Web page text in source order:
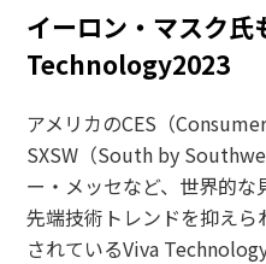
イーロン・マスク氏
Technology2023
アメリカのCES（
SXSW（South by
ー・メッセなど、世界的
先端技術トレンドを抑え
されているViva